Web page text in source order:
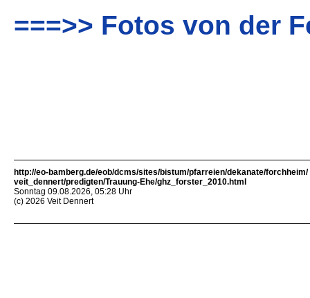
===>> Fotos von der
http://eo-bamberg.de/eob/dcms/sites/bistum/pfarreien/dekanate/forchheim/
veit_dennert/predigten/Trauung-Ehe/ghz_forster_2010.html
Sonntag 09.08.2026, 05:28 Uhr
(c) 2026 Veit Dennert